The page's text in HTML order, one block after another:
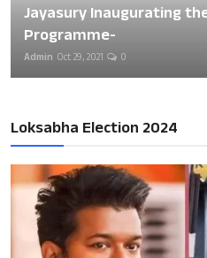
Jayasury Inaugurating
Programme-
Admin Oct 29, 2021 0
Loksabha Election 2024